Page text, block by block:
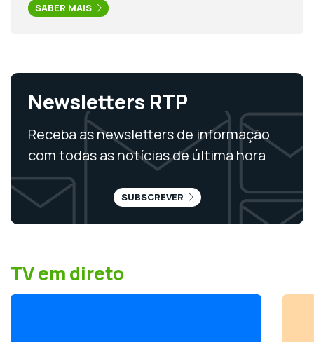
SABER MAIS
Newsletters RTP
Receba as newsletters de informação
com todas as notícias de última hora
SUBSCREVER
TV em direto